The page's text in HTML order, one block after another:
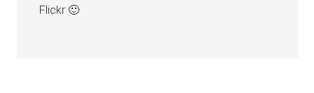
Flickr 🙂